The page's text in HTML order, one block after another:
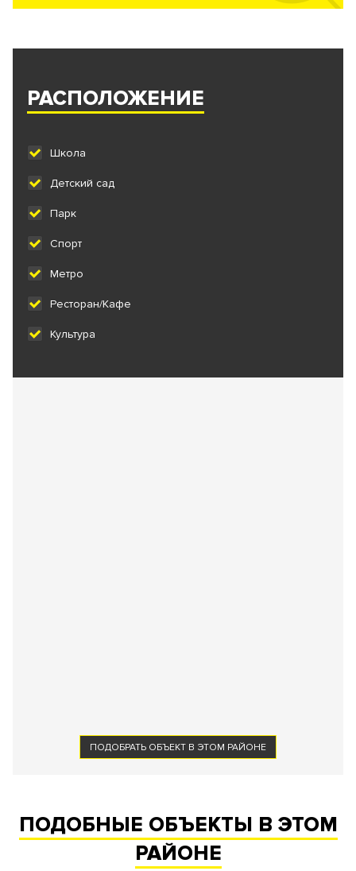
РАСПОЛОЖЕНИЕ
Школа
Детский сад
Парк
Спорт
Метро
Ресторан/Кафе
Культура
ПОДОБРАТЬ ОБЪЕКТ В ЭТОМ РАЙОНЕ
ПОДОБНЫЕ ОБЪЕКТЫ В ЭТОМ
РАЙОНЕ